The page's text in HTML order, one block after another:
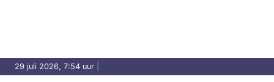
29 juli 2026, 7:54 uur